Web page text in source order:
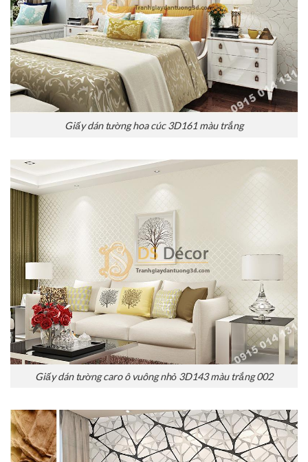
Giấy dán tường hoa cúc 3D161 màu trắng
Giấy dán tường caro ô vuông nhỏ 3D143 màu trắng 002